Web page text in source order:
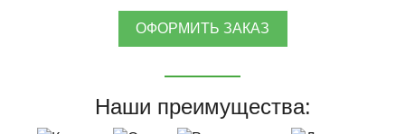
ОФОРМИТЬ ЗАКАЗ
Наши преимущества: